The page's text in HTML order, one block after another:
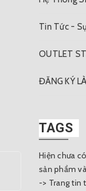
Tin Tức -
OUTLET
ĐĂNG KÝ
TAGS
Hiện chưa
sản phẩm
-> Trang tin